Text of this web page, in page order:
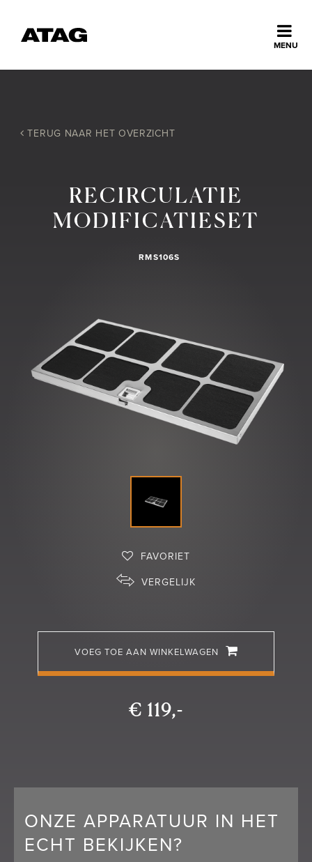
MENU
Ontdek ATAG
TERUG NAAR HET OVERZICHT
RECIRCULATIE
MODIFICATIESET
RMS106S
FAVORIET
VERGELIJK
VOEG TOE AAN WINKELWAGEN
€ 119,-
ONZE APPARATUUR IN HET
ECHT BEKIJKEN?